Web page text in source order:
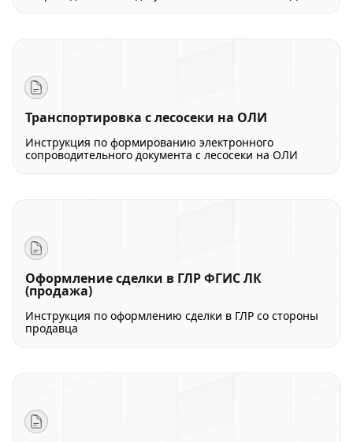
Транспортировка с лесосеки на ОЛИ
Инструкция по формированию электронного
сопроводительного документа с лесосеки на ОЛИ
Оформление сделки в ГЛР ФГИС ЛК
(продажа)
Инструкция по оформлению сделки в ГЛР со стороны
продавца